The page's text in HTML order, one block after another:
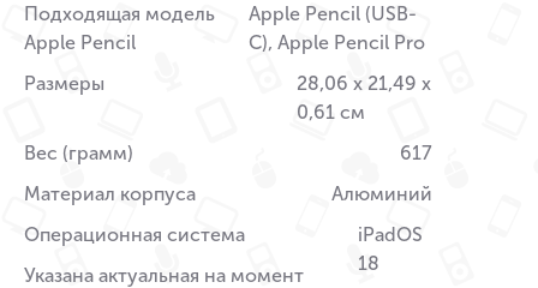
Подходящая модель
Apple Pencil
Apple Pencil (USB-
C), Apple Pencil Pro
Размеры
28,06 x 21,49 x
0,61 см
Вес (грамм)
617
Материал корпуса
Алюминий
Операционная система
Указана актуальная на момент
iPadOS
18